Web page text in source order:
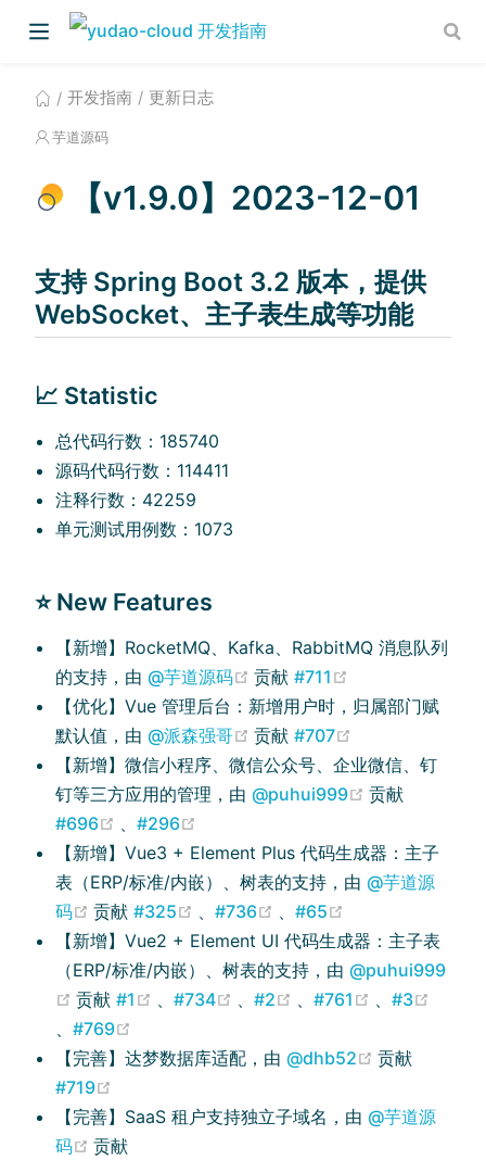
开发指南 更新日志
芋道源码
【v1.9.0】2023-12-01
支持 Spring Boot 3.2 版本，提供
WebSocket、主子表生成等功能
📈 Statistic
总代码行数：185740
源码代码行数：114411
注释行数：42259
单元测试用例数：1073
⭐ New Features
【新增】RocketMQ、Kafka、RabbitMQ 消息队列
的支持，由@芋道源码 (opens new window)
贡献#711
【优化】Vue 管理后台：新增用户时，归属部门赋
默认值，由@派森强哥 (opens new window)
贡献#707
【新增】微信小程序、微信公众号、企业微信、钉
钉等三方应用的管理，由@puhui999 (opens new
贡献
#696
(opens new window)
、#296
【新增】Vue3 + Element Plus 代码生成器：主子
表（ERP/标准/内嵌）、树表的支持，由@芋道源
码
(opens new window)
贡献#325 (opens new window)
、#736 (opens new window)
、#65
【新增】Vue2 + Element UI 代码生成器：主子表
（ERP/标准/内嵌）、树表的支持，由@puhui999
(opens new window)
贡献#1 (opens new window)
、#734 (opens new window)
、#2 (opens new window)
、#761 (opens new
、#3
(opens new window)
、#769
【完善】达梦数据库适配，由@dhb52 (opens new
贡献
#719
【完善】SaaS 租户支持独立子域名，由@芋道源
码
(opens new window)
贡献